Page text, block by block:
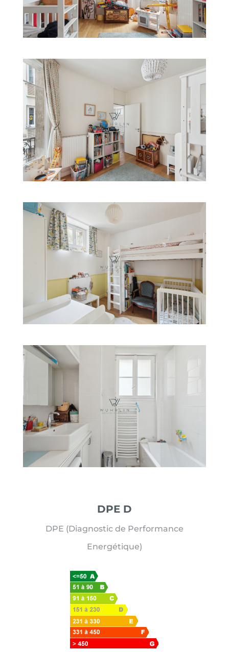
DPE D
DPE (Diagnostic de Performance
Energétique)